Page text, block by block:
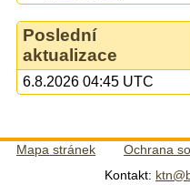
Poslední
aktualizace
6.8.2026 04:45 UTC
Mapa stránek Ochrana
Kontakt: